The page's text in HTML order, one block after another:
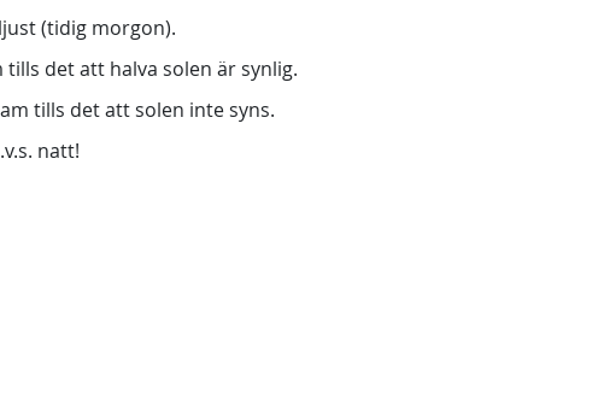
(tidig morgon).
det att halva solen är synlig.
tills det att solen inte syns.
natt!